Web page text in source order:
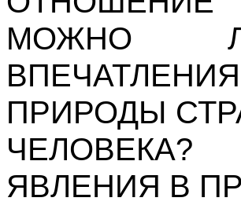
МОЖНО
ПРИРОДЫ
ЯВЛЕНИЯ В